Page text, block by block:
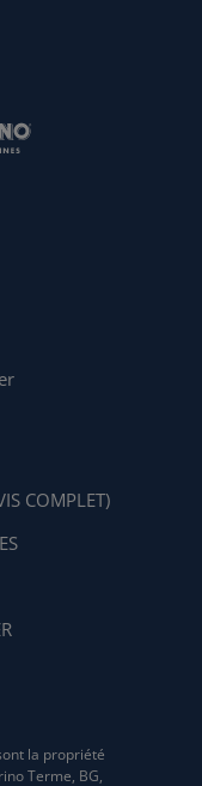
COMPLET)
la propriété
Terme, BG,